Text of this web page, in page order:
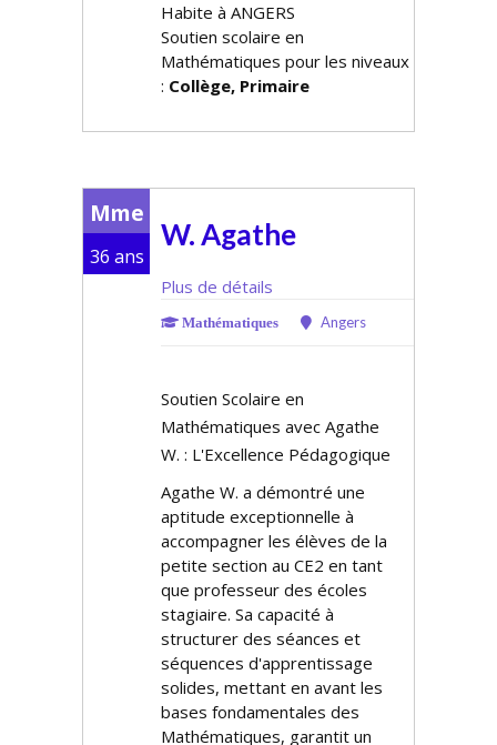
Habite à ANGERS
Soutien scolaire en
Mathématiques pour les niveaux
: Collège, Primaire
Mme
36 ans
W. Agathe
Plus de détails
Mathématiques Angers
Soutien Scolaire en
Mathématiques avec Agathe
W. : L'Excellence Pédagogique
Agathe W. a démontré une
aptitude exceptionnelle à
accompagner les élèves de la
petite section au CE2 en tant
que professeur des écoles
stagiaire. Sa capacité à
structurer des séances et
séquences d'apprentissage
solides, mettant en avant les
bases fondamentales des
Mathématiques, garantit un